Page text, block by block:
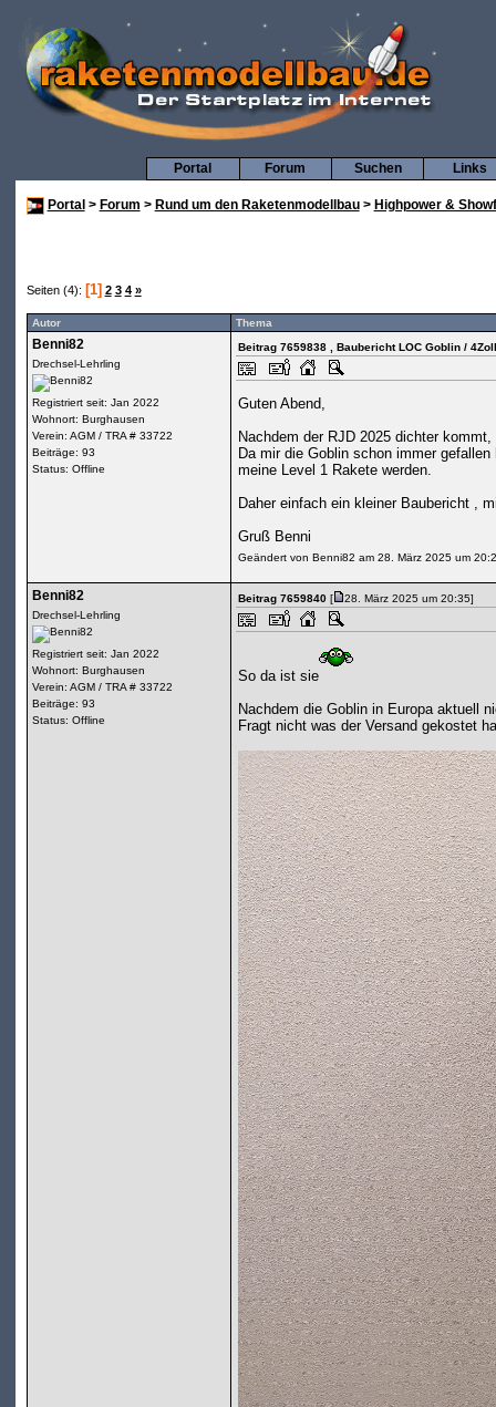
Links
Suchen
Forum
Portal
Portal > Forum > Rund um den Raketenmodellbau> Highpower &
Seiten (4): [1] 2 3 4 »
Autor Thema
Benni82
Drechsel-Lehrling
Registriert seit: Jan 2022
Wohnort: Burghausen
Verein: AGM / TRA # 33722
Beiträge: 93
Status: Offline
Beitrag 7659838 , Baubericht LOC Goblin / 4Zoll
Guten Abend,
Nachdem der RJD 2025 dichter
Da mir die Goblin schon immer
meine Level 1 Rakete werden.
Daher einfach ein kleiner Baubericht ,
Gruß Benni
Geändert von Benni82 am 28. März 2025 um
Benni82
Drechsel-Lehrling
Registriert seit: Jan 2022
Wohnort: Burghausen
Verein: AGM / TRA # 33722
Beiträge: 93
Status: Offline
Beitrag 7659840[ 28. März 2025 um 20:35]
So da ist sie
Nachdem die Goblin in Europa aktuell
Fragt nicht was der Versand gekostet